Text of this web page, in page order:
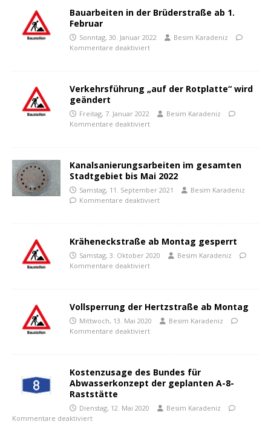
Bauarbeiten in der Brüderstraße ab 1.
Februar
Sonntag, 30. Januar 2022
Besim Karadeniz
Kommentare deaktiviert
Verkehrsführung „auf der Rotplatte“ wird
geändert
Freitag, 7. Januar 2022
Besim Karadeniz
Kommentare deaktiviert
Kanalsanierungsarbeiten im gesamten
Stadtgebiet bis Mai 2022
Samstag, 11. September 2021
Besim Karadeniz
Kommentare deaktiviert
Kräheneckstraße ab Montag gesperrt
Samstag, 3. Oktober 2020
Besim Karadeniz
Kommentare deaktiviert
Vollsperrung der Hertzstraße ab Montag
Mittwoch, 13. Mai 2020
Besim Karadeniz
Kommentare deaktiviert
Kostenzusage des Bundes für
Abwasserkonzept der geplanten A-8-
Raststätte
Dienstag, 12. Mai 2020
Besim Karadeniz
Kommentare deaktiviert